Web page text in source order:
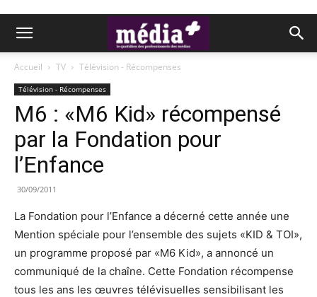
Accueil TV Télévision - Récompenses
Télévision - Récompenses
M6 : «M6 Kid» récompensé
par la Fondation pour
l’Enfance
30/09/2011
La Fondation pour l’Enfance a décerné cette année une
Mention spéciale pour l’ensemble des sujets «KID & TOI»,
un programme proposé par «M6 Kid», a annoncé un
communiqué de la chaîne. Cette Fondation récompense
tous les ans les œuvres télévisuelles sensibilisant les